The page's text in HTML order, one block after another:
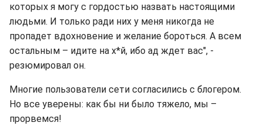
которых я могу с гордостью назвать настоящими
людьми. И только ради них у меня никогда не
пропадет вдохновение и желание бороться. А всем
остальным – идите на х*й, ибо ад ждет вас", -
резюмировал он.
Многие пользователи сети согласились с блогером.
Но все уверены: как бы ни было тяжело, мы –
прорвемся!